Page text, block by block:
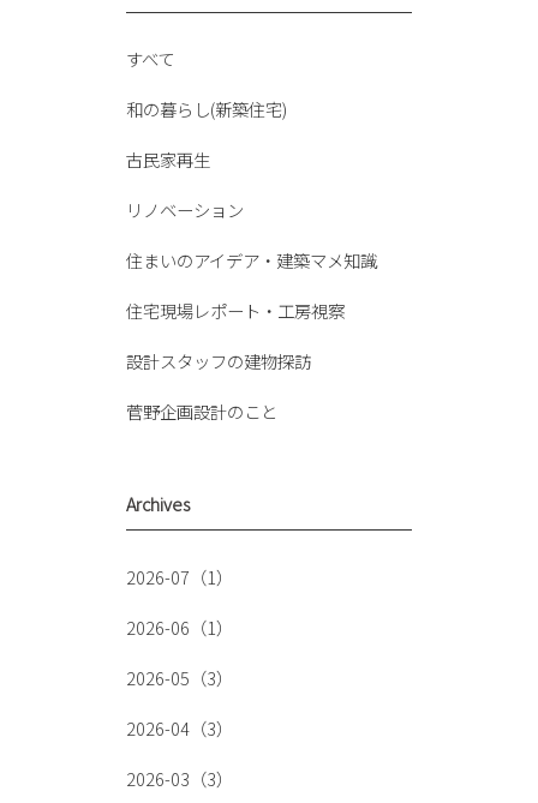
すべて
和の暮らし(新築住宅)
古民家再生
リノベーション
住まいのアイデア・建築マメ知識
住宅現場レポート・工房視察
設計スタッフの建物探訪
菅野企画設計のこと
Archives
2026-07（1）
2026-06（1）
2026-05（3）
2026-04（3）
2026-03（3）